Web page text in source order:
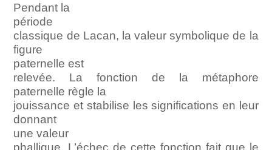
Pendant la
période
classique de Lacan, la valeur symbolique de la
figure
paternelle est
relevée. La fonction de la métaphore
paternelle règle la
jouissance et stabilise les significations en leur
donnant
une valeur
phallique. L’échec de cette fonction fait que le